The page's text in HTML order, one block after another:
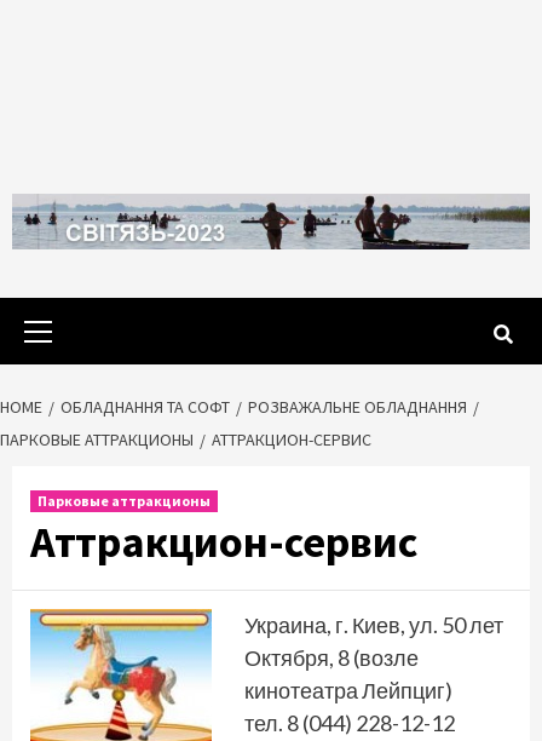
Primary
HOME ОБЛАДНАННЯ ТА СОФТ
РОЗВАЖАЛЬНЕ ОБЛАДНАННЯ
ПАРКОВЫЕ АТТРАКЦИОНЫ
АТТРАКЦИОН-СЕРВИС
Парковые аттракционы
Аттракцион-сервис
Украина, г. Киев, ул. 50 лет
Октября, 8 (возле
кинотеатра Лейпциг)
тел. 8 (044) 228-12-12